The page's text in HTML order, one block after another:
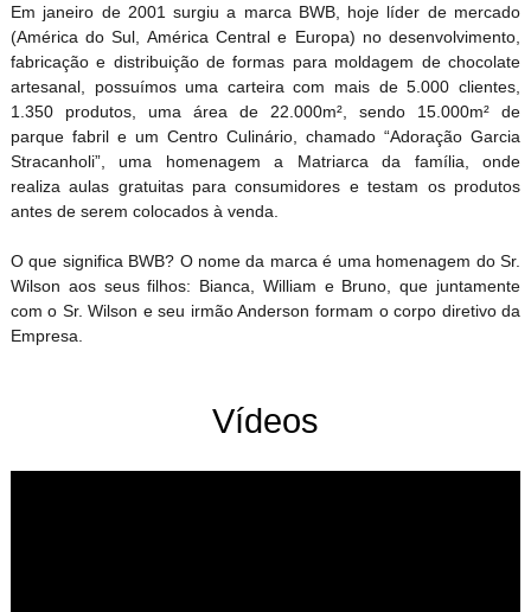
Em janeiro de 2001 surgiu a marca BWB, hoje líder de mercado
(América do Sul, América Central e Europa) no desenvolvimento,
fabricação e distribuição de formas para moldagem de chocolate
artesanal, possuímos uma carteira com mais de 5.000 clientes,
1.350 produtos, uma área de 22.000m², sendo 15.000m² de
parque fabril e um Centro Culinário, chamado “Adoração Garcia
Stracanholi”, uma homenagem a Matriarca da família, onde
realiza aulas gratuitas para consumidores e testam os produtos
antes de serem colocados à venda.
O que significa BWB? O nome da marca é uma homenagem do Sr.
Wilson aos seus filhos: Bianca, William e Bruno, que juntamente
com o Sr. Wilson e seu irmão Anderson formam o corpo diretivo da
Empresa.
Vídeos